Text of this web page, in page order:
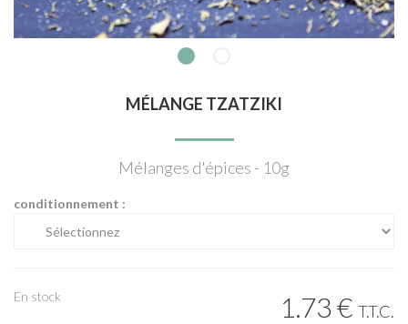
MÉLANGE TZATZIKI
Mélanges d'épices - 10g
conditionnement :
1.73€ T.T.C.
En stock